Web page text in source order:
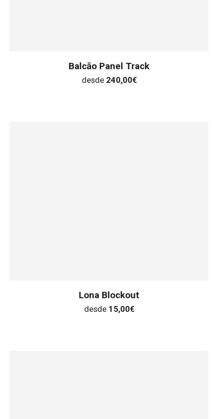
Balcăo Panel Track
desde 240,00€
Lona Blockout
desde 15,00€